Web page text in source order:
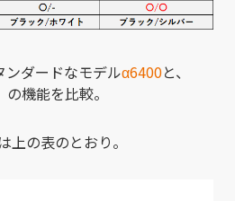
ンダードなモデルα6400と、
の機能を比較。
上の表のとおり。